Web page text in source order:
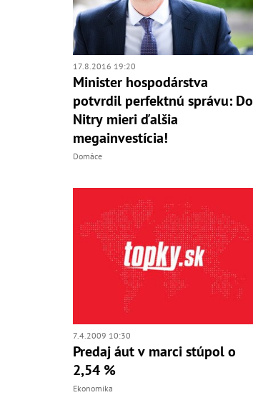
17.8.2016 19:20
Minister hospodárstva
potvrdil perfektnú správu: Do
Nitry mieri ďalšia
megainvestícia!
Domáce
7.4.2009 10:30
Predaj áut v marci stúpol o
2,54 %
Ekonomika